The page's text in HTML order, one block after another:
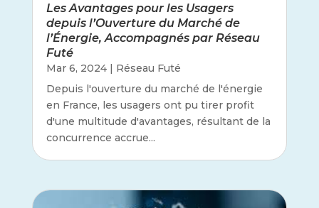
Les Avantages pour les Usagers
depuis l’Ouverture du Marché de
l’Énergie, Accompagnés par Réseau
Futé
Mar 6, 2024| Réseau Futé
Depuis l'ouverture du marché de l'énergie
en France, les usagers ont pu tirer profit
d'une multitude d'avantages, résultant de la
concurrence accrue...